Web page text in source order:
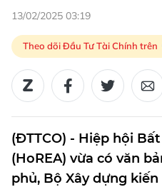
13/02/2025 03:19
Theo dõi Đầu Tư Tài Chính trên
(ĐTTCO) - Hiệp hội
(HoREA) vừa có văn
phủ, Bộ Xây dựng